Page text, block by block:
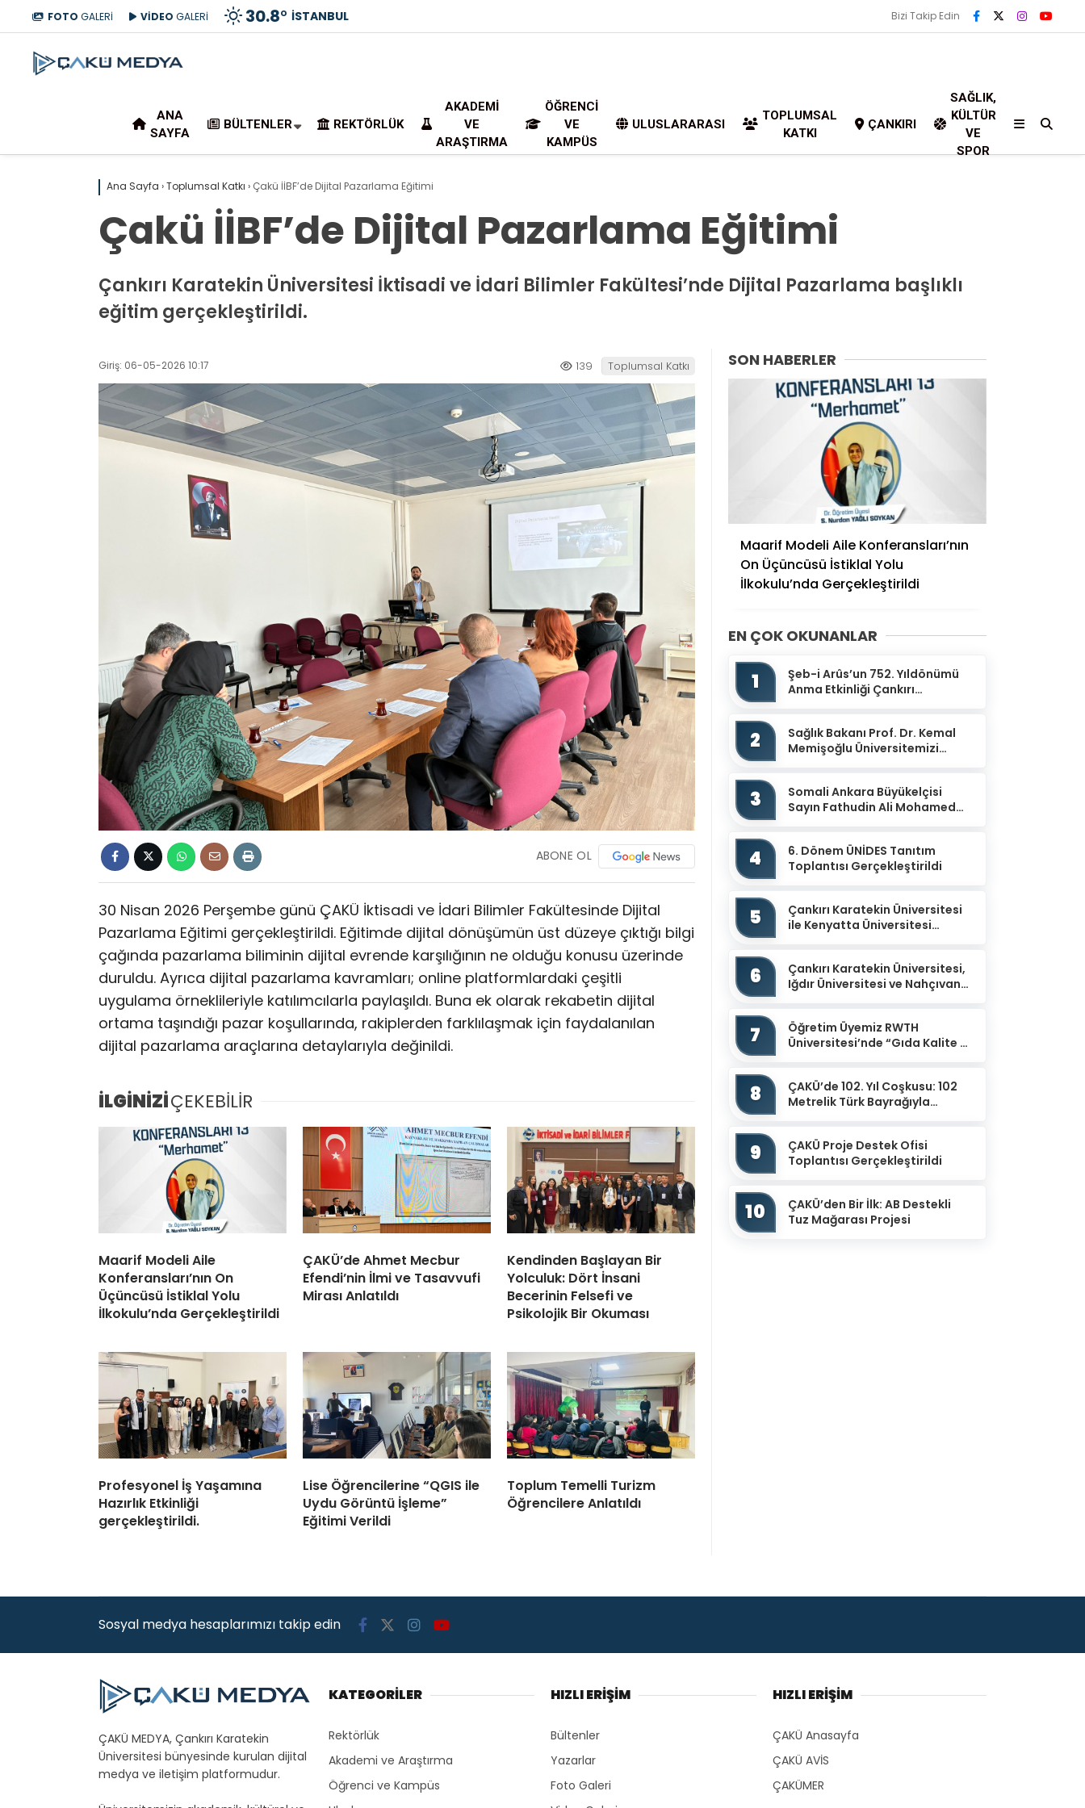
FOTO GALERİ VİDEO GALERİ 30.8° İSTANBUL Bizi Takip Edin
ANA
SAYFA
BÜLTENLER REKTÖRLÜK
AKADEMI
VE
ARAŞTIRMA
ÖĞRENCI
VE
KAMPÜS
ULUSLARARASI
TOPLUMSAL
KATKI
ÇANKIRI
SAĞLIK,
KÜLTÜR
VE
SPOR
Ana Sayfa ›Toplumsal Katkı › Çakü İİBF’de Dijital Pazarlama Eğitimi
Çakü İİBF’de Dijital Pazarlama Eğitimi
Çankırı Karatekin Üniversitesi İktisadi ve İdari Bilimler Fakültesi’nde Dijital Pazarlama başlıklı
eğitim gerçekleştirildi.
Giriş: 06-05-2026 10:17 139 Toplumsal Katkı
ABONE OL
30 Nisan 2026 Perşembe günü ÇAKÜ İktisadi ve İdari Bilimler Fakültesinde Dijital
Pazarlama Eğitimi gerçekleştirildi. Eğitimde dijital dönüşümün üst düzeye çıktığı bilgi
çağında pazarlama biliminin dijital evrende karşılığının ne olduğu konusu üzerinde
duruldu. Ayrıca dijital pazarlama kavramları; online platformlardaki çeşitli
uygulama örneklileriyle katılımcılarla paylaşıldı. Buna ek olarak rekabetin dijital
ortama taşındığı pazar koşullarında, rakiplerden farklılaşmak için faydalanılan
dijital pazarlama araçlarına detaylarıyla değinildi.
İLGİNİZİÇEKEBİLİR
Maarif Modeli Aile
Konferansları’nın On
Üçüncüsü İstiklal Yolu
İlkokulu’nda Gerçekleştirildi
ÇAKÜ’de Ahmet Mecbur
Efendi’nin İlmi ve Tasavvufi
Mirası Anlatıldı
Kendinden Başlayan Bir
Yolculuk: Dört İnsani
Becerinin Felsefi ve
Psikolojik Bir Okuması
Profesyonel İş Yaşamına
Hazırlık Etkinliği
gerçekleştirildi.
Lise Öğrencilerine “QGIS ile
Uydu Görüntü İşleme”
Eğitimi Verildi
Toplum Temelli Turizm
Öğrencilere Anlatıldı
SON HABERLER
Maarif Modeli Aile Konferansları’nın
On Üçüncüsü İstiklal Yolu
İlkokulu’nda Gerçekleştirildi
EN ÇOK OKUNANLAR
1
Şeb-i Arûs’un 752. Yıldönümü
Anma Etkinliği Çankırı
2
Sağlık Bakanı Prof. Dr. Kemal
Memişoğlu Üniversitemizi
3
Somali Ankara Büyükelçisi
Sayın Fathudin Ali Mohamed
4
6. Dönem ÜNİDES Tanıtım
Toplantısı Gerçekleştirildi
5
Çankırı Karatekin Üniversitesi
ile Kenyatta Üniversitesi
6
Çankırı Karatekin Üniversitesi,
Iğdır Üniversitesi ve Nahçıvan
7
Öğretim Üyemiz RWTH
Üniversitesi’nde “Gıda Kalite ve
8
ÇAKÜ’de 102. Yıl Coşkusu: 102
Metrelik Türk Bayrağıyla
9
ÇAKÜ Proje Destek Ofisi
Toplantısı Gerçekleştirildi
10
ÇAKÜ’den Bir İlk: AB Destekli
Tuz Mağarası Projesi
Sosyal medya hesaplarımızı takip edin
ÇAKÜ MEDYA, Çankırı Karatekin
Üniversitesi bünyesinde kurulan dijital
medya ve iletişim platformudur.
KATEGORİLER
Rektörlük
Akademi ve Araştırma
Öğrenci ve Kampüs
HIZLI ERİŞİM
Bültenler
Yazarlar
Foto Galeri
HIZLI ERİŞİM
ÇAKÜ Anasayfa
ÇAKÜ AVİS
ÇAKÜMER